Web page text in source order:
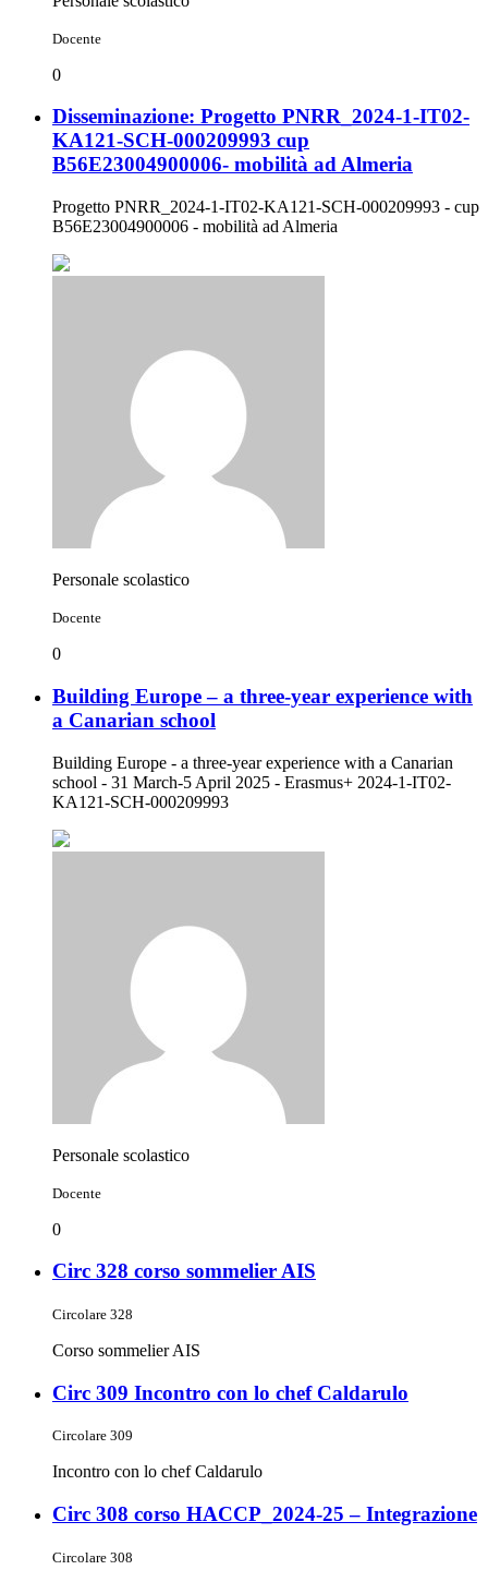
Docente
0
Disseminazione: Progetto PNRR_2024-1-IT02-
KA121-SCH-000209993 cup
B56E23004900006- mobilità ad Almeria
Progetto PNRR_2024-1-IT02-KA121-SCH-000209993 - cup
B56E23004900006 - mobilità ad Almeria
Personale scolastico
Docente
0
Building Europe – a three-year experience with
a Canarian school
Building Europe - a three-year experience with a Canarian
school - 31 March-5 April 2025 - Erasmus+ 2024-1-IT02-
KA121-SCH-000209993
Personale scolastico
Docente
0
Circ 328 corso sommelier AIS
Circolare 328
Corso sommelier AIS
Circ 309 Incontro con lo chef Caldarulo
Circolare 309
Incontro con lo chef Caldarulo
Circ 308 corso HACCP_2024-25 – Integrazione
Circolare 308